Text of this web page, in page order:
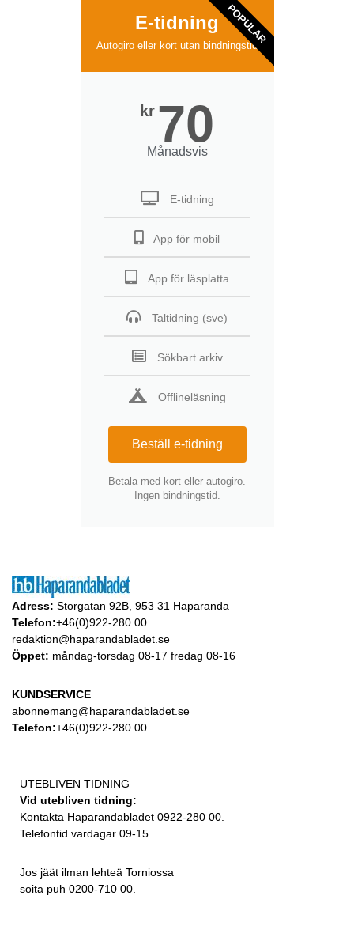
E-tidning
Autogiro eller kort utan bindningstid
kr 70
Månadsvis
E-tidning
App för mobil
App för läsplatta
Taltidning (sve)
Sökbart arkiv
Offlineläsning
Beställ e-tidning
Betala med kort eller autogiro.
Ingen bindningstid.
POPULAR
Adress: Storgatan 92B, 953 31 Haparanda
Telefon:+46(0)922-280 00
redaktion@haparandabladet.se
Öppet: måndag-torsdag 08-17 fredag 08-16
KUNDSERVICE
abonnemang@haparandabladet.se
Telefon:+46(0)922-280 00
UTEBLIVEN TIDNING
Vid utebliven tidning:
Kontakta Haparandabladet 0922-280 00.
Telefontid vardagar 09-15.
Jos jäät ilman lehteä Torniossa
soita puh 0200-710 00.